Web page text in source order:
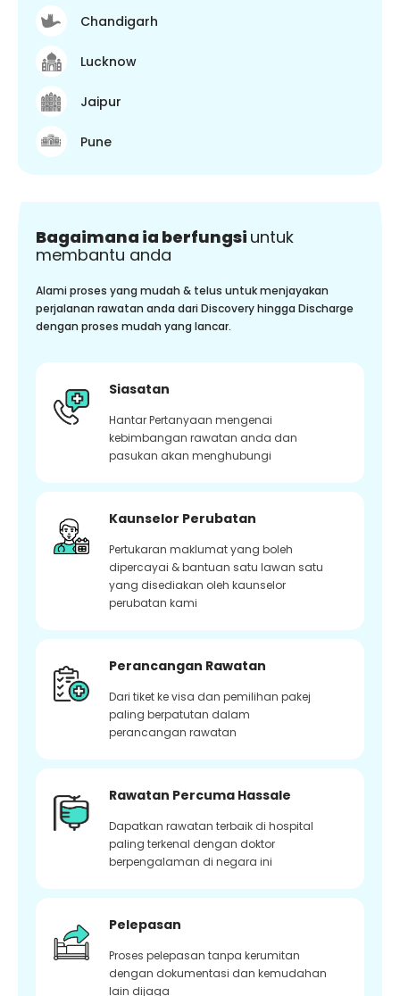
Chandigarh
Lucknow
Jaipur
Pune
Bagaimana ia berfungsi untuk
membantu anda
Alami proses yang mudah & telus untuk menjayakan
perjalanan rawatan anda dari Discovery hingga Discharge
dengan proses mudah yang lancar.
Siasatan
Hantar Pertanyaan mengenai
kebimbangan rawatan anda dan
pasukan akan menghubungi
Kaunselor Perubatan
Pertukaran maklumat yang boleh
dipercayai & bantuan satu lawan satu
yang disediakan oleh kaunselor
perubatan kami
Perancangan Rawatan
Dari tiket ke visa dan pemilihan pakej
paling berpatutan dalam
perancangan rawatan
Rawatan Percuma Hassale
Dapatkan rawatan terbaik di hospital
paling terkenal dengan doktor
berpengalaman di negara ini
Pelepasan
Proses pelepasan tanpa kerumitan
dengan dokumentasi dan kemudahan
lain dijaga